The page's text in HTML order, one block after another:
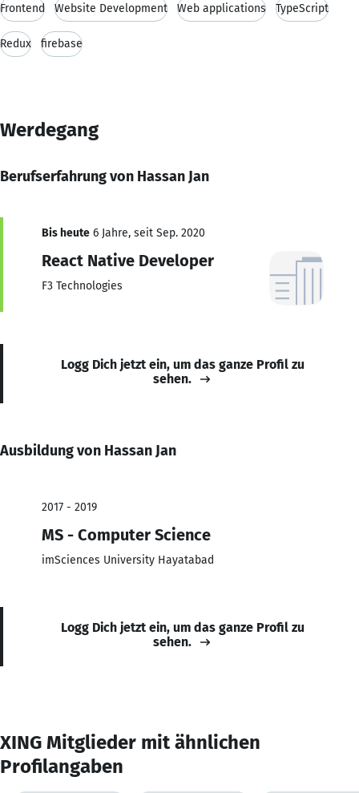
Frontend Website Development Web applications TypeScript
Redux firebase
Werdegang
Berufserfahrung von Hassan Jan
Bis heute 6 Jahre, seit Sep. 2020
React Native Developer
F3 Technologies
Logg Dich jetzt ein, um das ganze Profil zu
sehen.
Ausbildung von Hassan Jan
2017 - 2019
MS - Computer Science
imSciences University Hayatabad
Logg Dich jetzt ein, um das ganze Profil zu
sehen.
XING Mitglieder mit ähnlichen
Profilangaben